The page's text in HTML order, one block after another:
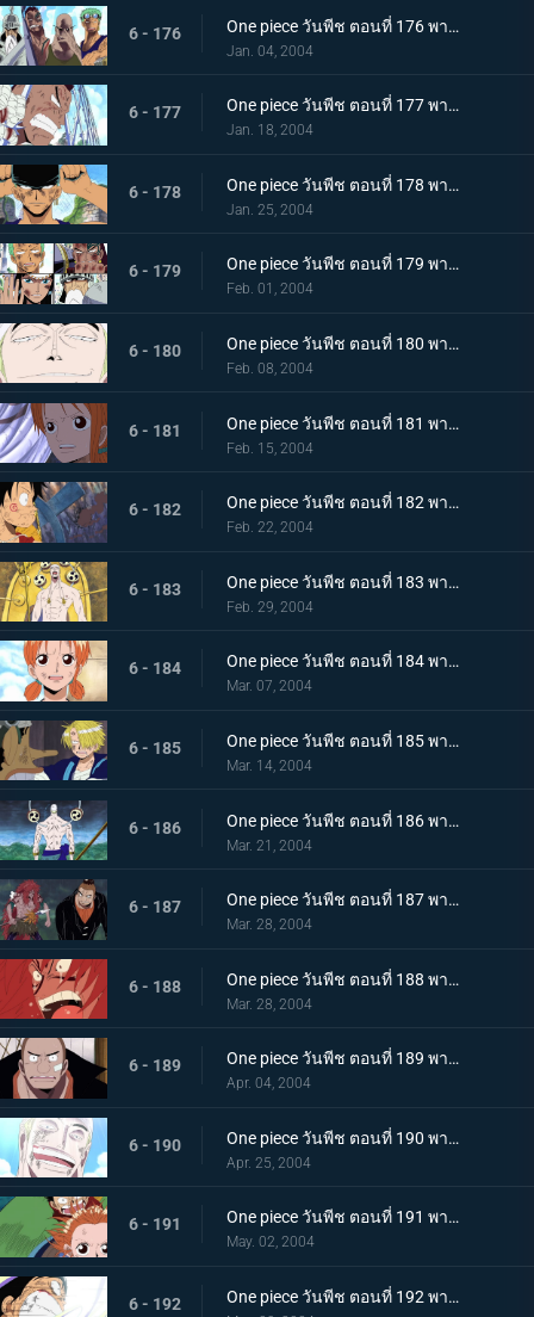
6 - 176 One piece วันพีช ตอนที่ 176 พากย์ไทย ปีนต้นถั่วยักษ์สิ!! การต่อสู้เหนือโบราณสถาน
Jan. 04, 2004
6 - 177 One piece วันพีช ตอนที่ 177 พากย์ไทย แก่นแท้ของบททดสอบเหล็ก! เดธแมตช์กุหลาบขาว!
Jan. 18, 2004
6 - 178 One piece วันพีช ตอนที่ 178 พากย์ไทย เพลงดาบหลั่งไหล! โซโล ปะทะ เทพคุ้มกฎโอม!!
Jan. 25, 2004
6 - 179 One piece วันพีช ตอนที่ 179 พากย์ไทย โบราณสถานถล่ม! ควินเต็ทแห่งฟินาเร่!!
Feb. 01, 2004
6 - 180 One piece วันพีช ตอนที่ 180 พากย์ไทย ศึกตัดสินที่โบราณสถาน! เป้าหมายของก็อดเอเนล?
Feb. 08, 2004
6 - 181 One piece วันพีช ตอนที่ 181 พากย์ไทย ความทะเยอทะยานสู่แฟร์รี่วาซ! เรืออาร์คแม็กซิม!
Feb. 15, 2004
6 - 182 One piece วันพีช ตอนที่ 182 พากย์ไทย เปิดฉากปะทะเดือด! โจรสลัดลูฟี่ ปะทะ ก๊อดเอเนล?
Feb. 22, 2004
6 - 183 One piece วันพีช ตอนที่ 183 พากย์ไทย แม็กซิมลอยตัว! เดสแปร์เริ่มเคลื่อนไหว!!
Feb. 29, 2004
6 - 184 One piece วันพีช ตอนที่ 184 พากย์ไทย ลูฟี่ร่วงหล่น! การลงทันฑ์ของก๊อดกับความปรารถนาของนามิ!!
Mar. 07, 2004
6 - 185 One piece วันพีช ตอนที่ 185 พากย์ไทย ทั้งสองคนตื่นขึ้นแล้ว! ความช่วยเหลือแห่งรักอันรุ่มร้อน!!
Mar. 14, 2004
6 - 186 One piece วันพีช ตอนที่ 186 พากย์ไทย บทเพลงแห่งความสิ้นหวัง ความล่มสลายของเกาะแห่งท้องฟ้ามาเยือน!!
Mar. 21, 2004
6 - 187 One piece วันพีช ตอนที่ 187 พากย์ไทย เสียงระฆังชี้นำทาง! ตำนานแห่งยอดนักรบและนักสำรวจ
Mar. 28, 2004
6 - 188 One piece วันพีช ตอนที่ 188 พากย์ไทย ปลดปล่อยจากคำสาป! น้ำตาที่หลั่งไหลของยอดนักรบ!!
Mar. 28, 2004
6 - 189 One piece วันพีช ตอนที่ 189 พากย์ไทย เพื่อนรักตลอดกาล! ระฆังแห่งคำสาบานที่กึกก้องไปทั่วท้องทะเล!!
Apr. 04, 2004
6 - 190 One piece วันพีช ตอนที่ 190 พากย์ไทย เกาะแองเจิ้ลล่มสลาย! สายฟ้าอันน่าสะพรึงกลัว!
Apr. 25, 2004
6 - 191 One piece วันพีช ตอนที่ 191 พากย์ไทย โค่นต้นถั่วยักษ์! ความหวังสุดท้ายในการหลบหนี
May. 02, 2004
6 - 192 One piece วันพีช ตอนที่ 192 พากย์ไทย ปาฏิหาริย์แห่งอาณาจักรเทพ! เลิฟซองก์แห่งเกาะที่ส่งถึงทูตสวรรค์